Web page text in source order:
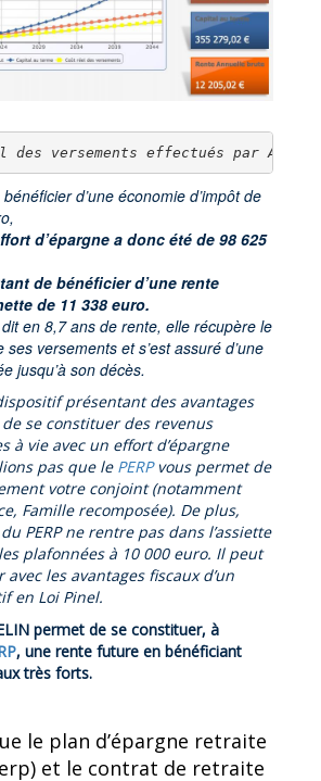
des versements effectués par
d’une économie d’impôt de
d’épargne a donc été de 98 625
de bénéficier d’une rente
de 11 338 euro.
en 8,7 ans de rente, elle récupère le
ses versements et s’est assuré d’une
jusqu’à son décès.
présentant des avantages
se constituer des revenus
à vie avec un effort d’épargne
pas que le PERP vous permet de
votre conjoint (notamment
Famille recomposée). De plus,
PERP ne rentre pas dans l’assiette
plafonnées à 10 000 euro. Il peut
les avantages fiscaux d’un
en Loi Pinel.
permet de se constituer, à
, une rente future en bénéficiant
très forts.
le plan d’épargne retraite
et le contrat de retraite